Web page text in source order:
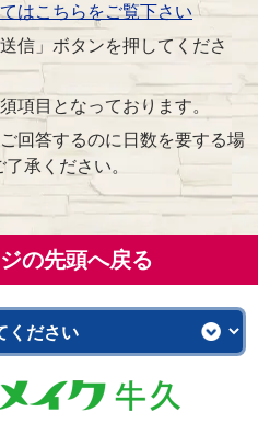
はこちらをご覧下さい
信」ボタンを押してくださ
項目となっております。
回答するのに日数を要する場
承ください。
の先頭へ戻る